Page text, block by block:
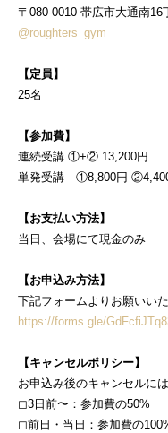
〒080-0010 帯広市大通南16
@roughters_gym
【定員】
25名
【参加費】
連続受講 ①+② 13,200円
単発受講 ①8,800円
【お支払い方法】
当日、会場にて現金のみ
【お申込み方法】
下記フォームよりお願いい
https://forms.gle/
【キャンセルポリシー】
お申込み後のキャンセルに
◻︎3日前〜：参加費の50%
◻︎前日・当日：参加費の